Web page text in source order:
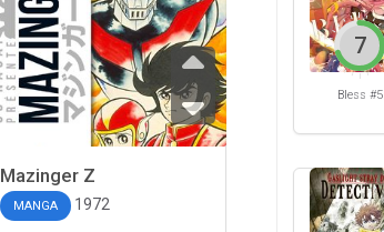
Mazinger Z
MANGA 1972
Bless #5
7